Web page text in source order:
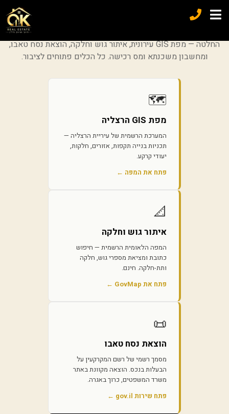
מידע ושירותים שימושיים
קישורים ישירים למקורות מידע רשמיים שיעזרו לכם לפני קבלת
החלטה — מפת GIS עירונית, איתור גוש וחלקה, הוצאת נסח טאבו,
ומחשבון משכנתא ומס רכישה. כל הכלים פתוחים לציבור.
🗺️
מפת GIS הרצליה
המערכת הרשמית של עיריית הרצליה —
תכניות בנייה תקפות, אזורים, חלקות,
יעודי קרקע.
פתח את המפה ←
📐
איתור גוש וחלקה
המפה הלאומית הרשמית — חיפוש
כתובת ומציאת מספרי גוש, חלקה
ותת-חלקה. חינם.
פתח את GovMap ←
📜
הוצאת נסח טאבו
מסמך רשמי של רשם המקרקעין על
הבעלות בנכס. הוצאה מקוונת באתר
משרד המשפטים, כרוך באגרה.
פתח שירות gov.il ←